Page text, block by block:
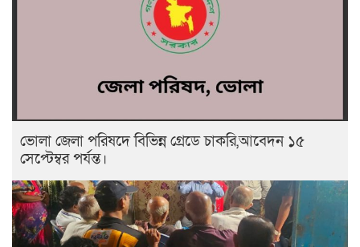
ভোলা জেলা পরিষদে বিভিন্ন গ্রেডে চাকরি,আবেদন ১৫
সেপ্টেম্বর পর্যন্ত।